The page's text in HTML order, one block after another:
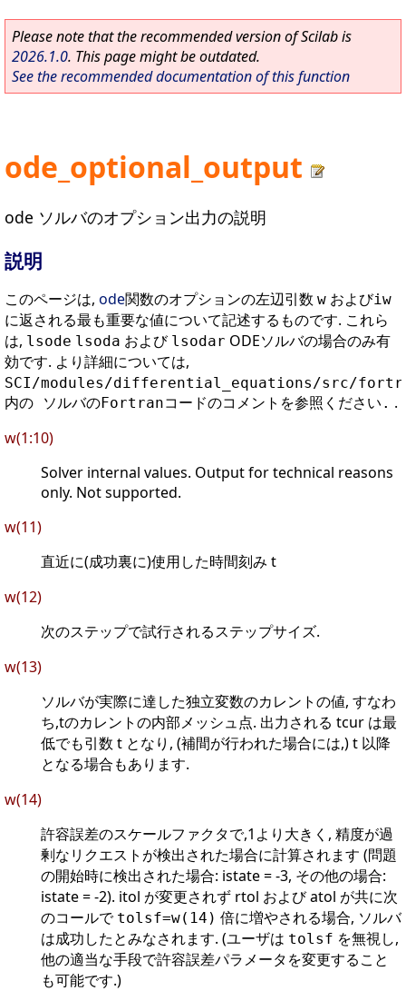
Please note that the recommended version of Scilab is
2026.1.0. This page might be outdated.
See the recommended documentation of this function
ode_optional_output
ode ソルバのオプション出力の説明
説明
このページは, ode関数のオプションの左辺引数 w およびiw
に返される最も重要な値について記述するものです. これら
は, lsode lsoda および lsodar ODEソルバの場合のみ有
効です. より詳細については,
SCI/modules/differential_equations/src/
内の ソルバのFortranコードのコメントを参照ください. .
w(1:10)
Solver internal values. Output for technical reasons
only. Not supported.
w(11)
直近に(成功裏に)使用した時間刻み t
w(12)
次のステップで試行されるステップサイズ.
w(13)
ソルバが実際に達した独立変数のカレントの値, すなわ
ち,tのカレントの内部メッシュ点. 出力される tcur は最
低でも引数 t となり, (補間が行われた場合には,) t 以降
となる場合もあります.
w(14)
許容誤差のスケールファクタで,1より大きく, 精度が過
剰なリクエストが検出された場合に計算されます (問題
の開始時に検出された場合: istate = -3, その他の場合:
istate = -2). itol が変更されず rtol および atol が共に次
のコールで tolsf=w(14) 倍に増やされる場合, ソルバ
は成功したとみなされます. (ユーザは tolsf を無視し,
他の適当な手段で許容誤差パラメータを変更すること
も可能です.)